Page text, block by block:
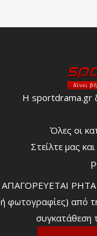
Η sportdrama.gr
Όλες οι
Στείλτε μας
ΑΠΑΓΟΡΕΥΕΤΑΙ ΡΗΤΑ
ή φωτογραφίες) από
συγκατάθεση